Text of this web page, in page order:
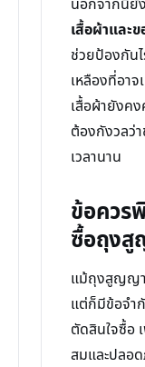
นอกจากนี้ยั
เสื้อผ้าและ
ช่วยป้องกัน
เหลืองที่อาจ
เสื้อผ้ายังคง
ต้องกังวลว่า
เวลานาน
ข้อควร
ซื้อถุง
แม้ถุงสูญญา
แต่ก็มีข้อจำ
ตัดสินใจซื้อ
สมและปลอ